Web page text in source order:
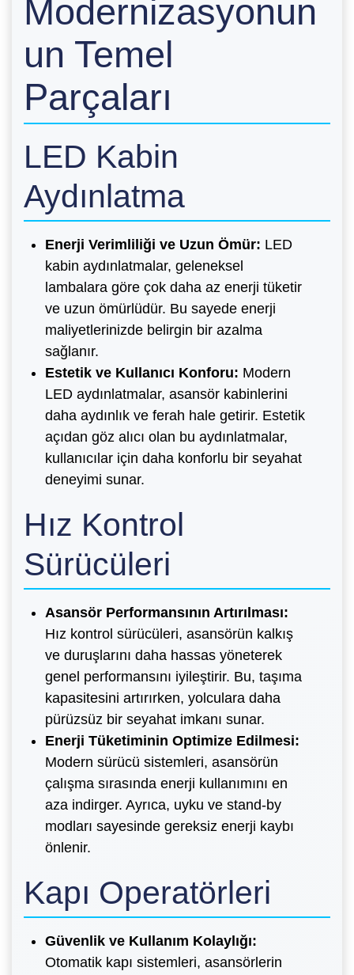
Modernizasyonun
un Temel
Parçaları
LED Kabin
Aydınlatma
Enerji Verimliliği ve Uzun Ömür: LED
kabin aydınlatmalar, geleneksel
lambalara göre çok daha az enerji tüketir
ve uzun ömürlüdür. Bu sayede enerji
maliyetlerinizde belirgin bir azalma
sağlanır.
Estetik ve Kullanıcı Konforu: Modern
LED aydınlatmalar, asansör kabinlerini
daha aydınlık ve ferah hale getirir. Estetik
açıdan göz alıcı olan bu aydınlatmalar,
kullanıcılar için daha konforlu bir seyahat
deneyimi sunar.
Hız Kontrol
Sürücüleri
Asansör Performansının Artırılması:
Hız kontrol sürücüleri, asansörün kalkış
ve duruşlarını daha hassas yöneterek
genel performansını iyileştirir. Bu, taşıma
kapasitesini artırırken, yolculara daha
pürüzsüz bir seyahat imkanı sunar.
Enerji Tüketiminin Optimize Edilmesi:
Modern sürücü sistemleri, asansörün
çalışma sırasında enerji kullanımını en
aza indirger. Ayrıca, uyku ve stand-by
modları sayesinde gereksiz enerji kaybı
önlenir.
Kapı Operatörleri
Güvenlik ve Kullanım Kolaylığı:
Otomatik kapı sistemleri, asansörlerin